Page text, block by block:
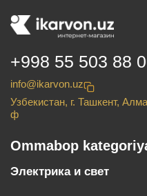
+998 55 503 88
info@ikarvon.uz
Узбекистан, г. Ташкент,
ф
Ommabop
Электрика и свет